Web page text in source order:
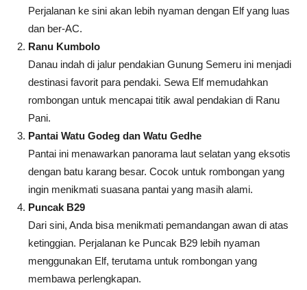
Perjalanan ke sini akan lebih nyaman dengan Elf yang luas
dan ber-AC.
Ranu Kumbolo
Danau indah di jalur pendakian Gunung Semeru ini menjadi
destinasi favorit para pendaki. Sewa Elf memudahkan
rombongan untuk mencapai titik awal pendakian di Ranu
Pani.
Pantai Watu Godeg dan Watu Gedhe
Pantai ini menawarkan panorama laut selatan yang eksotis
dengan batu karang besar. Cocok untuk rombongan yang
ingin menikmati suasana pantai yang masih alami.
Puncak B29
Dari sini, Anda bisa menikmati pemandangan awan di atas
ketinggian. Perjalanan ke Puncak B29 lebih nyaman
menggunakan Elf, terutama untuk rombongan yang
membawa perlengkapan.